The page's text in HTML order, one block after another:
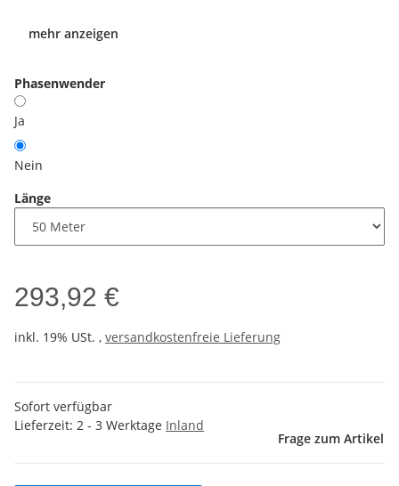
mehr anzeigen
Phasenwender
Ja
Nein
Länge
293,92 €
inkl. 19% USt. , versandkostenfreie Lieferung
Sofort verfügbar
Lieferzeit: 2 - 3 Werktage Inland
Frage zum Artikel